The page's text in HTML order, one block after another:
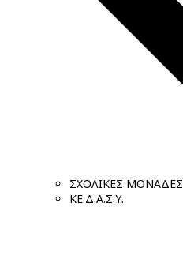
ΣΧΟΛΙΚΕΣ ΜΟΝΑΔΕΣ
ΚΕ.Δ.Α.Σ.Υ.